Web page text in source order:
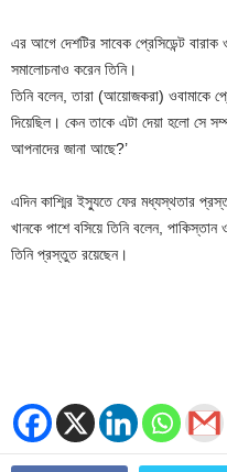
এর আগে দেশটির সাবেক প্রেসিডেন্ট
সমালোচনাও করেন তিনি।
তিনি বলেন, তারা (আয়োজকরা) ওবামাকে
দিয়েছিল। কেন তাকে এটা দেয়া হলো সে
আপনাদের জানা আছে?’
এদিন কাশ্মির ইস্যুতে ফের মধ্যস্থতার
খানকে পাশে বসিয়ে তিনি বলেন,
তিনি প্রস্তুত রয়েছেন।